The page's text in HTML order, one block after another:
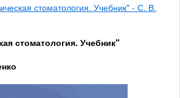
стоматология. Учебник" - С. В.
стоматология. Учебник"